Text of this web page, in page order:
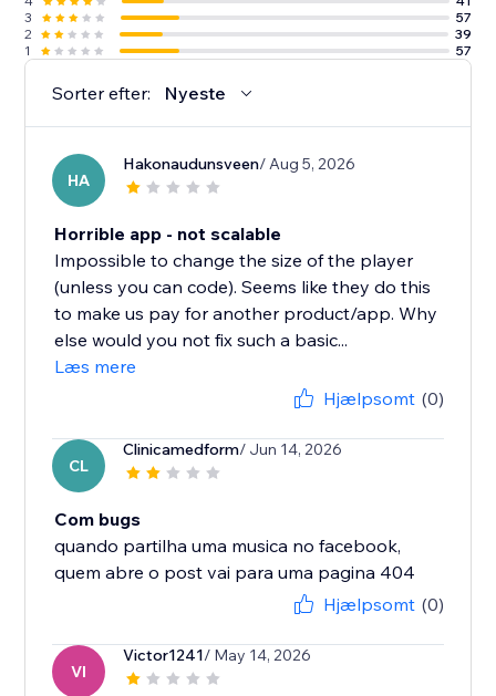
3
57
2
39
1
57
Sorter efter: Nyeste
HA
Hakonaudunsveen/ Aug 5, 2026
Horrible app - not scalable
Impossible to change the size of the player
(unless you can code). Seems like they do this
to make us pay for another product/app. Why
else would you not fix such a basic...
Læs mere
Hjælpsomt (0)
CL
Clinicamedform/ Jun 14, 2026
Com bugs
quando partilha uma musica no facebook,
quem abre o post vai para uma pagina 404
Hjælpsomt (0)
VI
Victor1241/ May 14, 2026